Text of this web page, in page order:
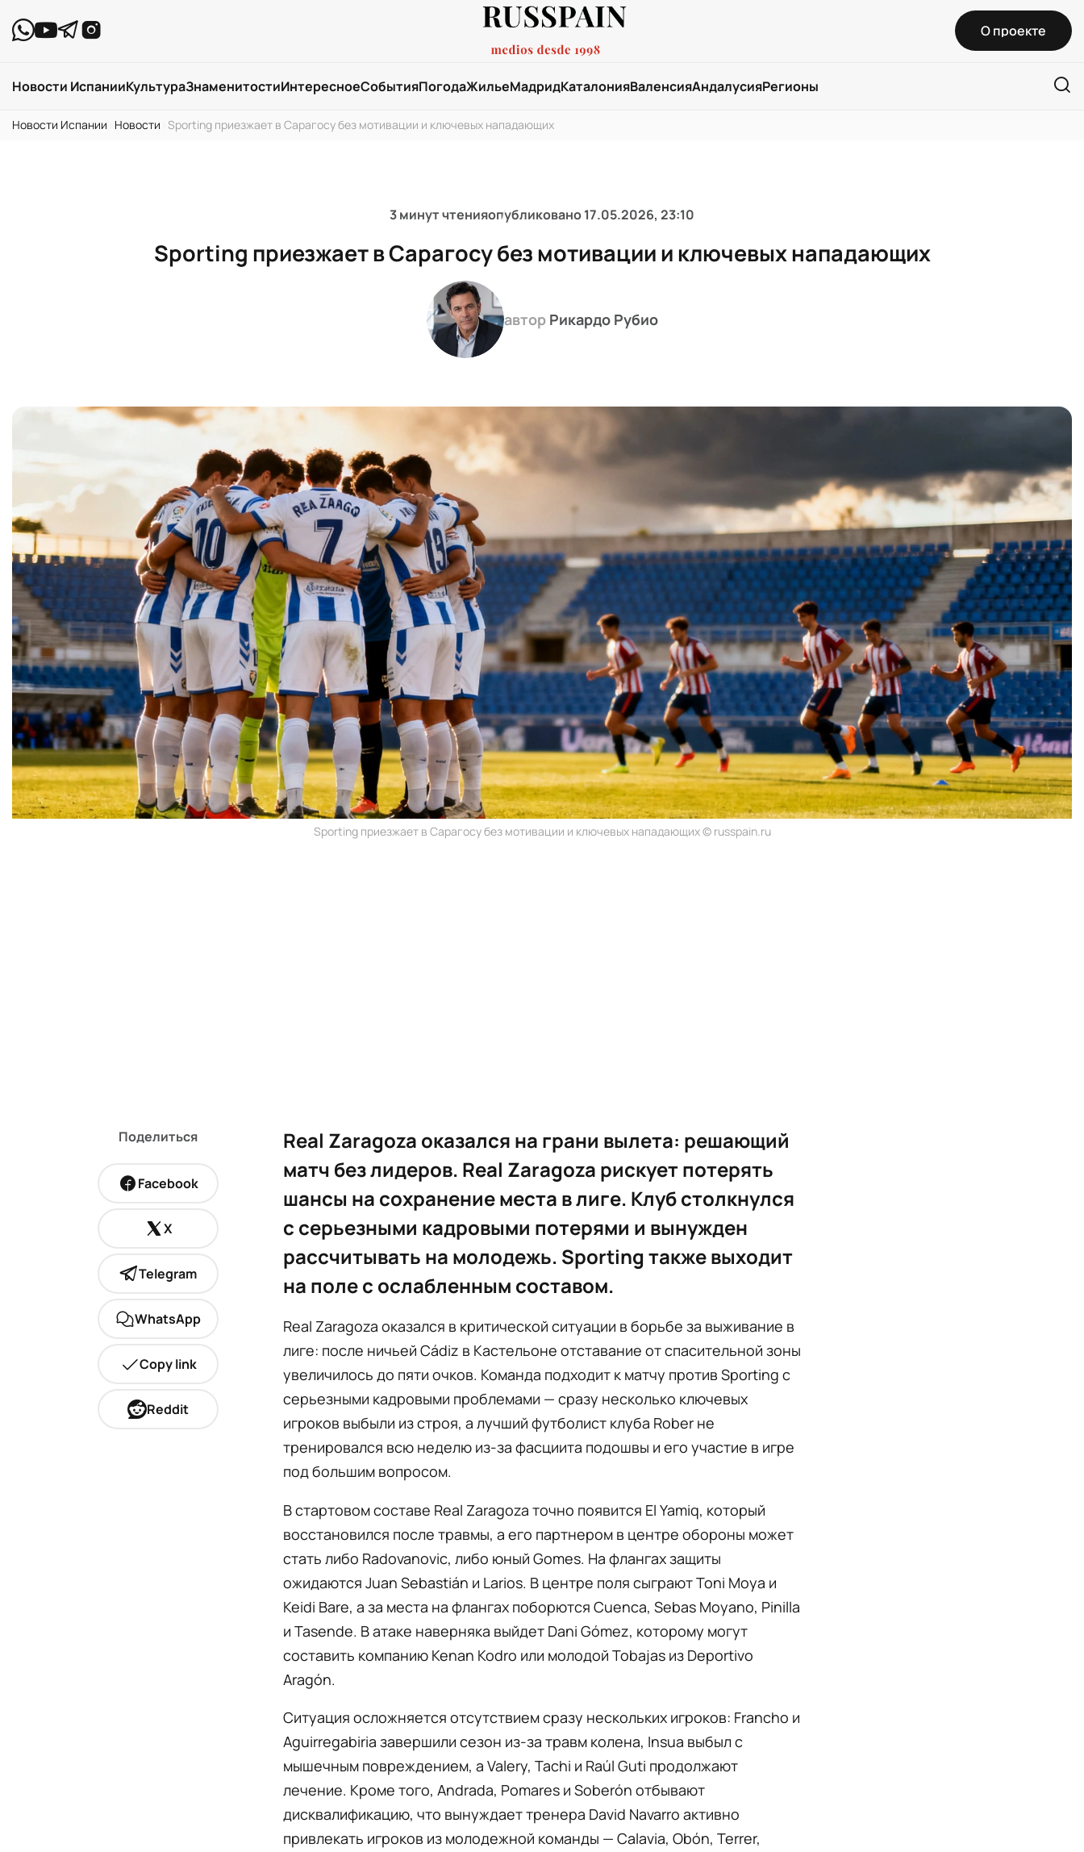
О проекте
Новости ИспанииКультураЗнаменитостиИнтересноеСобытияПогодаЖильеМадридКаталонияВаленсияАндалусияРегионы
Новости Испании Новости Sporting приезжает в Сарагосу без мотивации и ключевых нападающих
3 минут чтенияопубликовано17.05.2026, 23:10
Sporting приезжает в Сарагосу без мотивации и ключевых нападающих
автор Рикардо Рубио
Sporting приезжает в Сарагосу без мотивации и ключевых нападающих © russpain.ru
Поделиться
Facebook
X
Telegram
WhatsApp
Copy link
Reddit
Real Zaragoza оказался на грани вылета: решающий
матч без лидеров. Real Zaragoza рискует потерять
шансы на сохранение места в лиге. Клуб столкнулся
с серьезными кадровыми потерями и вынужден
рассчитывать на молодежь. Sporting также выходит
на поле с ослабленным составом.
Real Zaragoza оказался в критической ситуации в борьбе за выживание в
лиге: после ничьей Cádiz в Кастельоне отставание от спасительной зоны
увеличилось до пяти очков. Команда подходит к матчу против Sporting с
серьезными кадровыми проблемами — сразу несколько ключевых
игроков выбыли из строя, а лучший футболист клуба Rober не
тренировался всю неделю из-за фасциита подошвы и его участие в игре
под большим вопросом.
В стартовом составе Real Zaragoza точно появится El Yamiq, который
восстановился после травмы, а его партнером в центре обороны может
стать либо Radovanovic, либо юный Gomes. На флангах защиты
ожидаются Juan Sebastián и Larios. В центре поля сыграют Toni Moya и
Keidi Bare, а за места на флангах поборются Cuenca, Sebas Moyano, Pinilla
и Tasende. В атаке наверняка выйдет Dani Gómez, которому могут
составить компанию Kenan Kodro или молодой Tobajas из Deportivo
Aragón.
Ситуация осложняется отсутствием сразу нескольких игроков: Francho и
Aguirregabiria завершили сезон из-за травм колена, Insua выбыл с
мышечным повреждением, а Valery, Tachi и Raúl Guti продолжают
лечение. Кроме того, Andrada, Pomares и Soberón отбывают
дисквалификацию, что вынуждает тренера David Navarro активно
привлекать игроков из молодежной команды — Calavia, Obón, Terrer,